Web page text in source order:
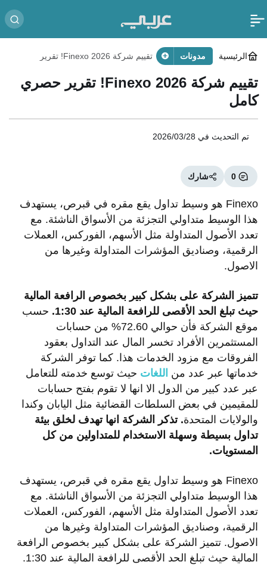
الرئيسية مدونات
تقييم شركة Finexo 2026! تقرير
تقييم شركة Finexo 2026! تقرير حصري
كامل
تم التحديث في 2026/03/28
0 شارك
Finexo هو وسيط تداول يقع مقره في قبرص، يستهدف
هذا الوسيط متداولي التجزئة من الأسواق الناشئة. مع
تعدد الأصول المتداولة مثل الأسهم، الفوركس، العملات
الرقمية، وصناديق المؤشرات المتداولة وغيرها من
الاصول.
تتميز الشركة على بشكل كبير بخصوص الرافعة المالية
حيث تبلغ الحد الأقصى للرافعة المالية عند 1:30.
حسب
موقع الشركة فأن حوالي 72.60% من حسابات
المستثمرين الأفراد تخسر المال عند التداول بعقود
الفروقات مع مزود الخدمات هذا. كما توفر الشركة
خدماتها عبر عدد من اللغات حيث توسع خدمته للتعامل
عبر عدد كبير من الدول الا انها لا تقوم بفتح حسابات
للمقيمين في بعض السلطات القضائية مثل اليابان وكندا
والولايات المتحدة. تذكر الشركة انها تهدف لخلق بيئة
تداول بسيطة وسهلة الاستخدام للمتداولين من كل
المستويات.
Finexo هو وسيط تداول يقع مقره في قبرص، يستهدف
هذا الوسيط متداولي التجزئة من الأسواق الناشئة. مع
تعدد الأصول المتداولة مثل الأسهم، الفوركس، العملات
الرقمية، وصناديق المؤشرات المتداولة وغيرها من
الاصول. تتميز الشركة على بشكل كبير بخصوص الرافعة
المالية حيث تبلغ الحد الأقصى للرافعة المالية عند 1:30.